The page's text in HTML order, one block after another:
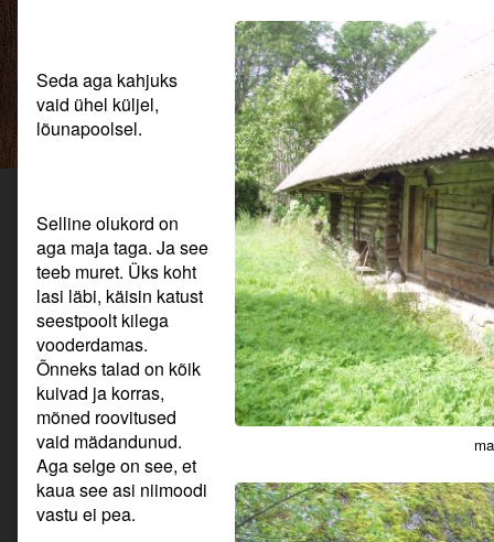
Seda aga kahjuks
vaid ühel küljel,
lõunapoolsel.
Selline olukord on
aga maja taga. Ja see
teeb muret. Üks koht
lasi läbi, käisin katust
seestpoolt kilega
vooderdamas.
Õnneks talad on kõik
kuivad ja korras,
mõned roovitused
vaid mädandunud.
Aga selge on see, et
kaua see asi niimoodi
vastu ei pea.